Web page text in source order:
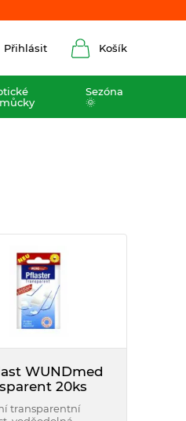
Přihlásit Košík
Sezóna
🌞
WUNDmed
20ks
transparentní